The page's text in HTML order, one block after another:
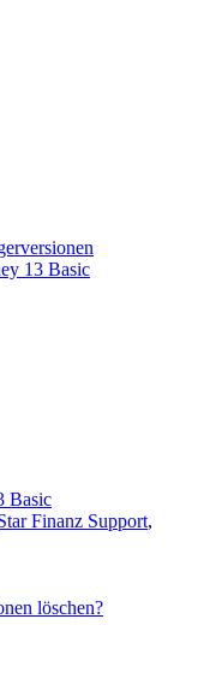
13 Basic
Basic
Finanz Support,
löschen?